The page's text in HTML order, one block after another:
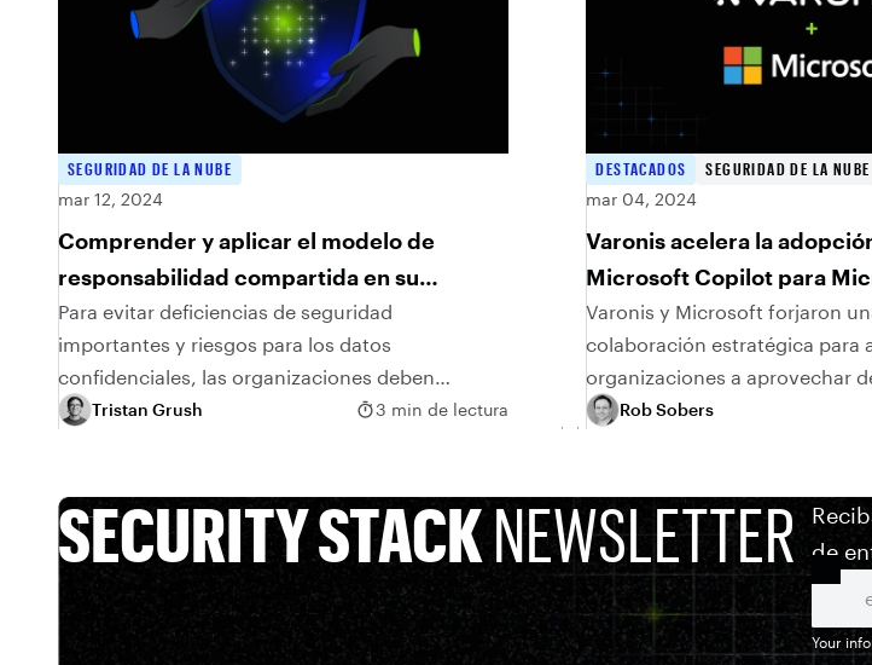
SEGURIDAD DE LA NUBE
mar 12, 2024
Comprender y aplicar el modelo de
responsabilidad compartida en su
organización
Para evitar deficiencias de seguridad
importantes y riesgos para los datos
confidenciales, las organizaciones deben
comprender el modelo de responsabilidad
Tristan Grush 3 min de lectura
DESTACADOS
SEGURIDAD DE LA NUBE
mar 04, 2024
Varonis acelera la
Microsoft Copilot para
Varonis y Microsoft forjaron
colaboración estratégica para
organizaciones a aprovechar
una de las herramientas de
Rob Sobers
SECURITY STACKNEWSLETTER
de
Your